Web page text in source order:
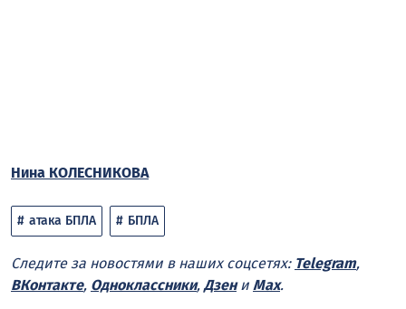
Нина КОЛЕСНИКОВА
атака БПЛА БПЛА
Следите за новостями в наших соцсетях: Telegram,
ВКонтакте, Одноклассники, Дзени Max.